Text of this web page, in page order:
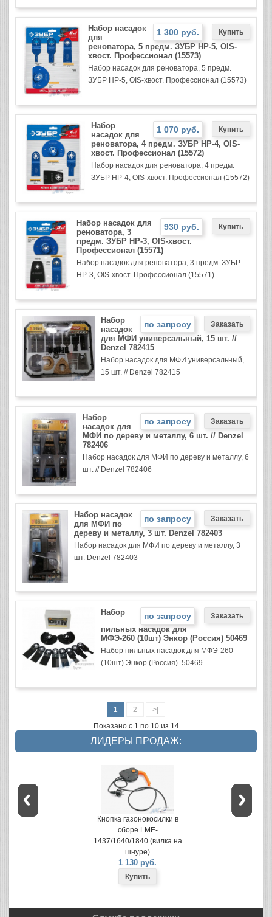
1 300 руб.
Набор насадок
для
реноватора, 5 предм. ЗУБР НР-5, OIS-
хвост. Профессионал (15573)
Набор насадок для реноватора, 5 предм.
ЗУБР НР-5, OIS-хвост. Профессионал (15573)
1 070 руб.
Набор
насадок для
реноватора, 4 предм. ЗУБР НР-4, OIS-
хвост. Профессионал (15572)
Набор насадок для реноватора, 4 предм.
ЗУБР НР-4, OIS-хвост. Профессионал (15572)
930 руб.
Набор насадок для
реноватора, 3
предм. ЗУБР НР-3, OIS-хвост.
Профессионал (15571)
Набор насадок для реноватора, 3 предм. ЗУБР
НР-3, OIS-хвост. Профессионал (15571)
по запросу
Набор
насадок
для МФИ универсальный, 15 шт. //
Denzel 782415
Набор насадок для МФИ универсальный,
15 шт. // Denzel 782415
по запросу
Набор
насадок для
МФИ по дереву и металлу, 6 шт. // Denzel
782406
Набор насадок для МФИ по дереву и металлу, 6
шт. // Denzel 782406
по запросу
Набор насадок
для МФИ по
дереву и металлу, 3 шт. Denzel 782403
Набор насадок для МФИ по дереву и металлу, 3
шт. Denzel 782403
по запросу
Набор
пильных насадок для
МФЭ-260 (10шт) Энкор (Россия) 50469
Набор пильных насадок для МФЭ-260
(10шт) Энкор (Россия) 50469
1 2
>|
Показано с 1 по 10 из 14
ЛИДЕРЫ ПРОДАЖ:
Кнопка газонокосилки в
сборе LME-
1437/1640/1840 (вилка на
шнуре)
1 130 руб.